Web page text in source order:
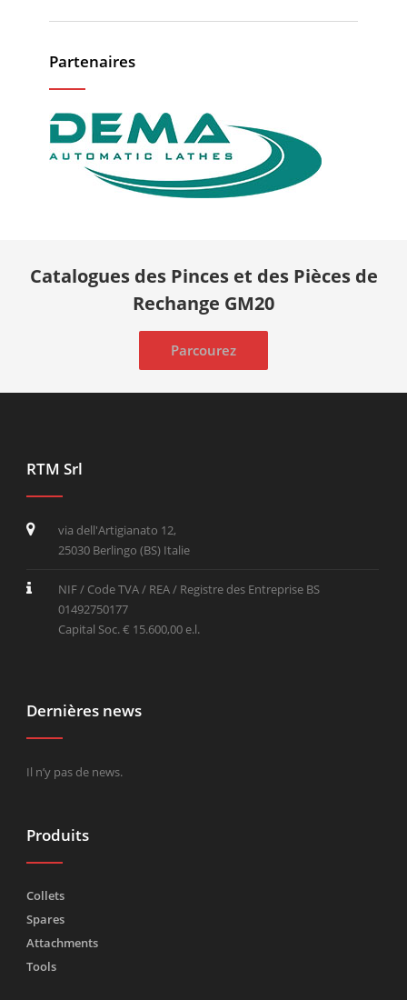
Partenaires
Catalogues des Pinces et des Pièces de
Rechange GM20
Parcourez
RTM Srl
via dell'Artigianato 12,
25030 Berlingo (BS) Italie
NIF / Code TVA / REA / Registre des Entreprise BS
01492750177
Capital Soc. € 15.600,00 e.l.
Dernières news
Il n’y pas de news.
Produits
Collets
Spares
Attachments
Tools